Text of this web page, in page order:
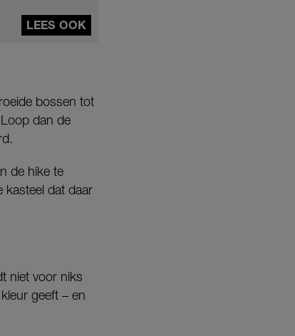
LEES OOK
bossen tot
dan de
de hike te
kasteel dat daar
niet voor niks
geeft – en